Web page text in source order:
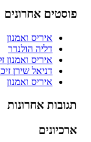
פוסטים אחרונים
איריס ואמנון
דליה הולנדר
איריס ואמנון
דניאל שירן
איריס ואמנון
תגובות אחרונות
ארכיונים